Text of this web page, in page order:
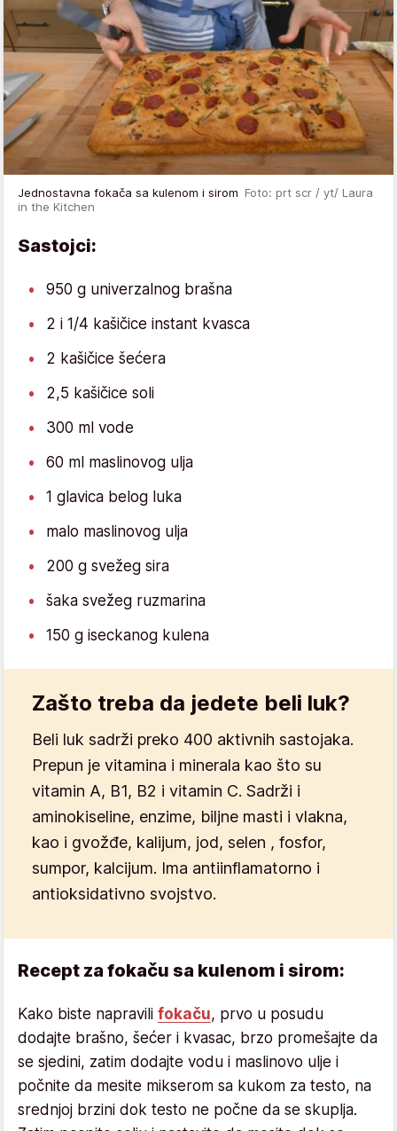
Jednostavna fokača sa kulenom i sirom Foto: prt scr / yt/ Laura
in the Kitchen
Sastojci:
950 g univerzalnog brašna
2 i 1/4 kašičice instant kvasca
2 kašičice šećera
2,5 kašičice soli
300 ml vode
60 ml maslinovog ulja
1 glavica belog luka
malo maslinovog ulja
200 g svežeg sira
šaka svežeg ruzmarina
150 g iseckanog kulena
Zašto treba da jedete beli luk?
Beli luk sadrži preko 400 aktivnih sastojaka.
Prepun je vitamina i minerala kao što su
vitamin A, B1, B2 i vitamin C. Sadrži i
aminokiseline, enzime, biljne masti i vlakna,
kao i gvožđe, kalijum, jod, selen , fosfor,
sumpor, kalcijum. Ima antiinflamatorno i
antioksidativno svojstvo.
Recept za fokaču sa kulenom i sirom:
Kako biste napravili fokaču, prvo u posudu
dodajte brašno, šećer i kvasac, brzo promešajte da
se sjedini, zatim dodajte vodu i maslinovo ulje i
počnite da mesite mikserom sa kukom za testo, na
srednjoj brzini dok testo ne počne da se skuplja.